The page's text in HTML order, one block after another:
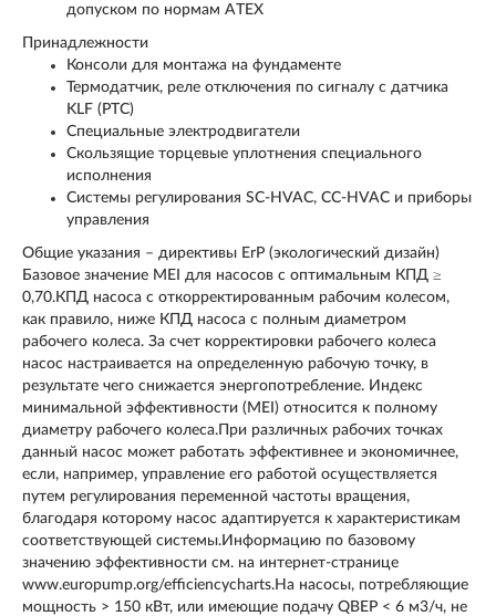
допуском по нормам ATEX
Принадлежности
Консоли для монтажа на фундаменте
Термодатчик, реле отключения по сигналу с датчика
KLF (PTC)
Специальные электродвигатели
Скользящие торцевые уплотнения специального
исполнения
Системы регулирования SC-HVAC, CC-HVAC и приборы
управления
Общие указания – директивы ErP (экологический дизайн)
Базовое значение MEI для насосов с оптимальным КПД ≥
0,70.КПД насоса с откорректированным рабочим колесом,
как правило, ниже КПД насоса с полным диаметром
рабочего колеса. За счет корректировки рабочего колеса
насос настраивается на определенную рабочую точку, в
результате чего снижается энергопотребление. Индекс
минимальной эффективности (MEI) относится к полному
диаметру рабочего колеса.При различных рабочих точках
данный насос может работать эффективнее и экономичнее,
если, например, управление его работой осуществляется
путем регулирования переменной частоты вращения,
благодаря которому насос адаптируется к характеристикам
соответствующей системы.Информацию по базовому
значению эффективности см. на интернет-странице
www.europump.org/efficiencycharts.На насосы, потребляющие
мощность > 150 кВт, или имеющие подачу QBEP < 6 м3/ч, не